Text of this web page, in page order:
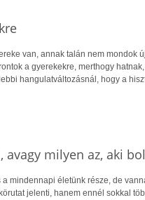
van, annak talán nem mondok
a gyerekekre, merthogy
hangulatváltozásnál, hogy a
avagy milyen az, aki
a mindennapi életünk része, de
jelenti, hanem ennél sokkal